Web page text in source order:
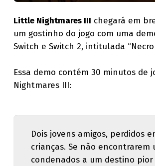
Little Nightmares III chegará em
um gostinho do jogo com uma
Switch e Switch 2, intitulada
Essa demo contém 30 minutos
Nightmares III:
Dois jovens amigos, perdidos
crianças. Se não
condenados a um destino